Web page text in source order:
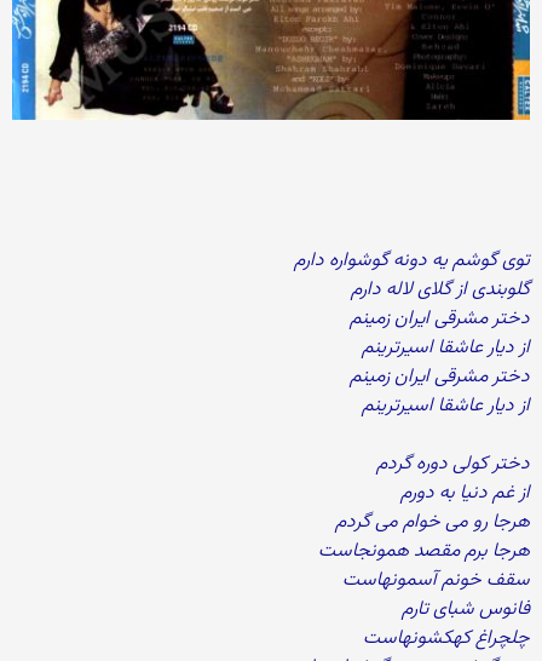
توی گوشم یه دونه گوشواره دارم
گلوبندی از گلای لاله دارم
دختر مشرقی ایران زمینم
از دیار عاشقا اسیرترینم
دختر مشرقی ایران زمینم
از دیار عاشقا اسیرترینم
دختر کولی دوره گردم
از غم دنیا به دورم
هرجا رو می خوام می گردم
هرجا برم مقصد همونجاست
سقف خونم آسمونهاست
فانوس شبای تارم
چلچراغ کهکشونهاست